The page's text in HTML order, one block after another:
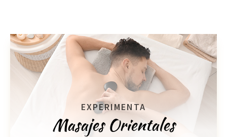
EXPERIMENTA
Masajes Orientales